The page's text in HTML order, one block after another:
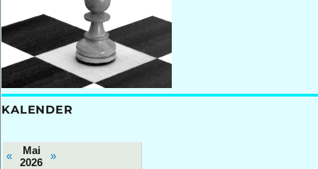
KALENDER
«
Mai
2026
»